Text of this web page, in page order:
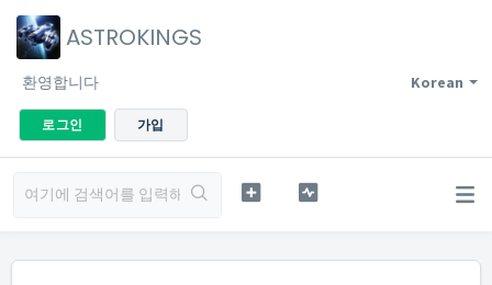
ASTROKINGS
Korean
환영합니다
로그인 가입